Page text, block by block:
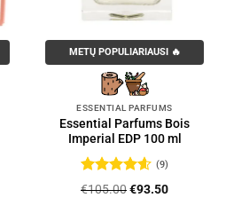
METŲ POPULIARIAUSI 🔥
ESSENTIAL PARFUMS
Essential Parfums Bois
Imperial EDP 100 ml
Įvertinimas:
(9)
€105.00Original
€93.50Current